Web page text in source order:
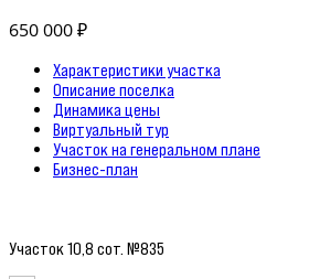
650 000 ₽
Характеристики участка
Описание поселка
Динамика цены
Виртуальный тур
Участок на генеральном плане
Бизнес-план
Участок 10,8 сот. №835